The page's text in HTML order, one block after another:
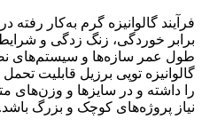
فرآیند گالوانیزه گرم به‌کار رفته
برابر خوردگی، زنگ‌ زدگی و
طول عمر سازه‌ها و سیستم‌های
گالوانیزه توپی برزیل قابلیت
را داشته و در سایزها و
نیاز پروژه‌های کوچک و بزرگ باشد.